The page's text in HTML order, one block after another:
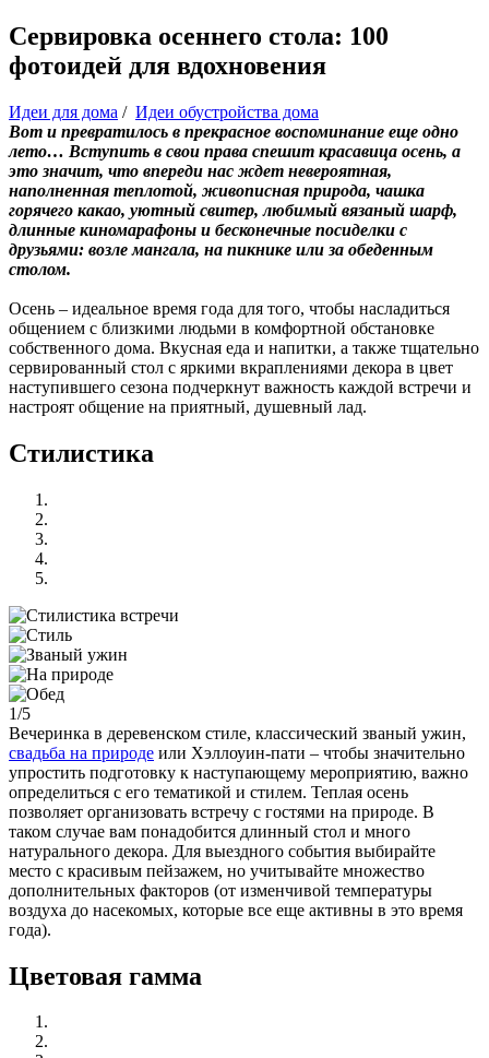
Сервировка осеннего стола: 100
фотоидей для вдохновения
Идеи для дома / Идеи обустройства дома
Вот и превратилось в прекрасное воспоминание еще одно
лето… Вступить в свои права спешит красавица осень, а
это значит, что впереди нас ждет невероятная,
наполненная теплотой, живописная природа, чашка
горячего какао, уютный свитер, любимый вязаный шарф,
длинные киномарафоны и бесконечные посиделки с
друзьями: возле мангала, на пикнике или за обеденным
столом.
Осень – идеальное время года для того, чтобы насладиться
общением с близкими людьми в комфортной обстановке
собственного дома. Вкусная еда и напитки, а также тщательно
сервированный стол с яркими вкраплениями декора в цвет
наступившего сезона подчеркнут важность каждой встречи и
настроят общение на приятный, душевный лад.
Стилистика
1/5
Вечеринка в деревенском стиле, классический званый ужин,
свадьба на природе или Хэллоуин-пати – чтобы значительно
упростить подготовку к наступающему мероприятию, важно
определиться с его тематикой и стилем. Теплая осень
позволяет организовать встречу с гостями на природе. В
таком случае вам понадобится длинный стол и много
натурального декора. Для выездного события выбирайте
место с красивым пейзажем, но учитывайте множество
дополнительных факторов (от изменчивой температуры
воздуха до насекомых, которые все еще активны в это время
года).
Цветовая гамма